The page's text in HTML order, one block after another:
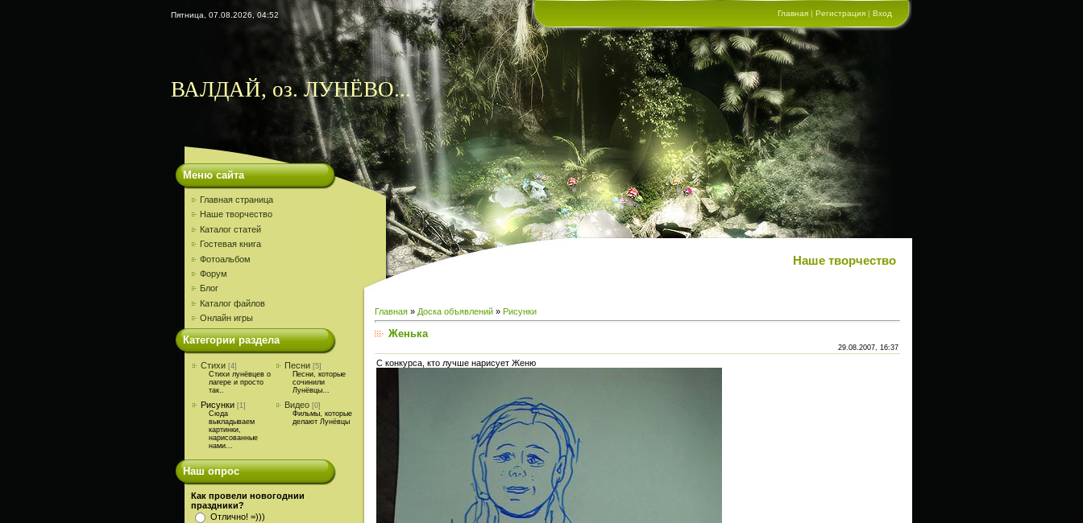
Пятница, 07.08.2026, 04:52 Главная | Регистрация | Вход
ВАЛДАЙ, оз. ЛУНЁВО...
Меню сайта
Главная страница
Наше творчество
Каталог статей
Гостевая книга
Фотоальбом
Форум
Блог
Каталог файлов
Онлайн игры
Категории раздела
Стихи [4]
Стихи лунёвцев о
лагере и просто
так..
Песни [5]
Песни, которые
сочинили
Лунёвцы...
Рисунки [1]
Сюда
выкладываем
картинки,
нарисованные
нами...
Видео [0]
Фильмы, которые
делают Лунёвцы
Наш опрос
Как провели новогоднии
праздники?
Отлично! =)))
Наше творчество
Главная » Доска объявлений » Рисунки
Женька
29.08.2007, 16:37
С конкурса, кто лучше нарисует Женю